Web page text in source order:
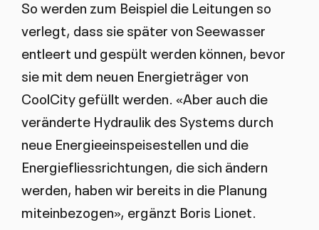
So werden zum Beispiel die Leitungen so
verlegt, dass sie später von Seewasser
entleert und gespült werden können, bevor
sie mit dem neuen Energieträger von
CoolCity gefüllt werden. «Aber auch die
veränderte Hydraulik des Systems durch
neue Energieeinspeisestellen und die
Energiefliessrichtungen, die sich ändern
werden, haben wir bereits in die Planung
miteinbezogen», ergänzt Boris Lionet.